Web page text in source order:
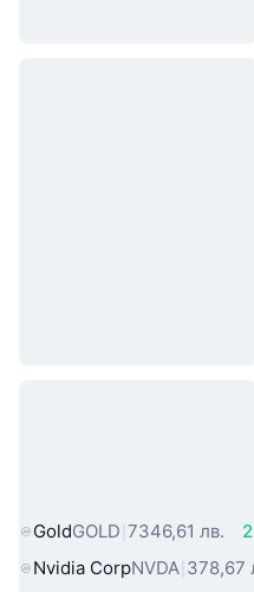
Популярни
GoldGOLD 7346,61 лв.
Nvidia CorpNVDA 378,67